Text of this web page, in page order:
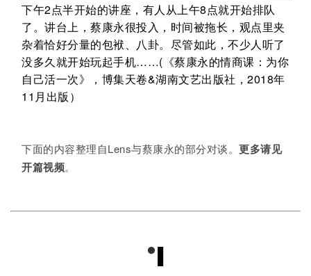
下午2点半开始的讲座，有人从上午8点就开始排队
了。讲台上，蔡康永很投入，时间被拖长，观点里夹
杂着恰好分量的包袱、八卦。尽管如此，不少人听了
没多久就开始玩起手机……(《蔡康永的情商课：为你
自己活一次》，博集天卷&湖南文艺出版社，2018年
11月出版）
下面的内容整理自Lens与蔡康永的部分对谈。 更多请见
开篇视频。